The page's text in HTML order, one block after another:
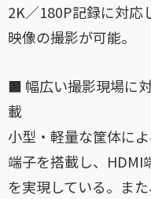
2K／180P記録に対応
映像の撮影が可能。
■ 幅広い撮影現場に
載
小型・軽量な筐体に
端子を搭載し、HDMI
を実現している。ま